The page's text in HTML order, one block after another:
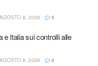
AGOSTO 8, 2026 0
e Italia sui controlli alle
AGOSTO 8, 2026 0